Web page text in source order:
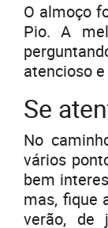
O almoço
Pio. A
atencioso
Se
No
vários
bem
mas, fique
verão, de